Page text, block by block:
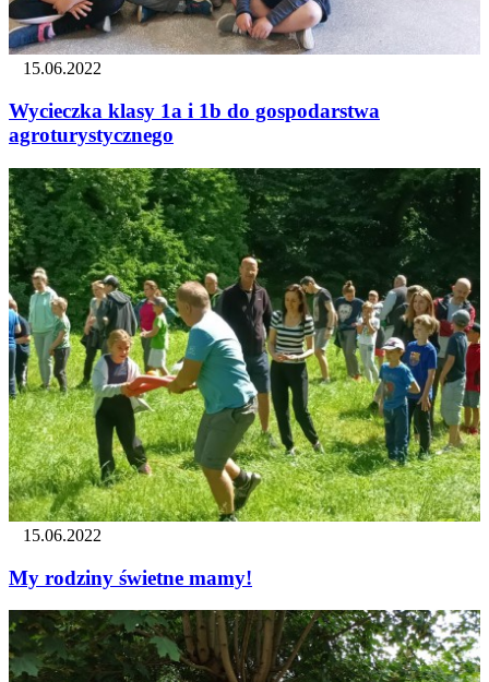
15.06.2022
Wycieczka klasy 1a i 1b do gospodarstwa
agroturystycznego
15.06.2022
My rodziny świetne mamy!